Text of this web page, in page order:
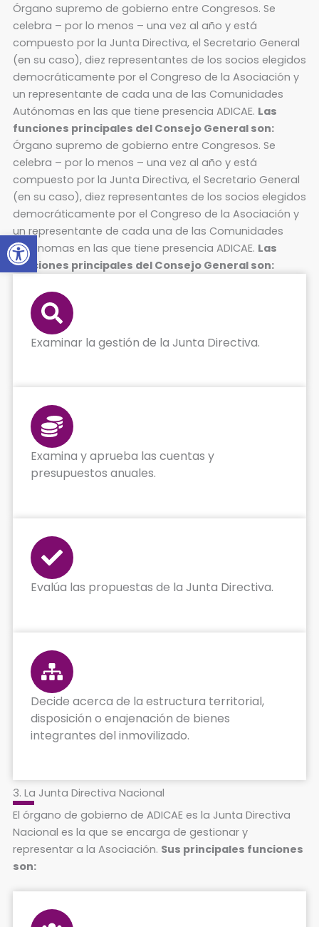
Abrir barra de herramientas
Órgano supremo de gobierno entre Congresos. Se
celebra – por lo menos – una vez al año y está
compuesto por la Junta Directiva, el Secretario General
(en su caso), diez representantes de los socios elegidos
democráticamente por el Congreso de la Asociación y
un representante de cada una de las Comunidades
Autónomas en las que tiene presencia ADICAE. Las
funciones principales del Consejo General son:
Órgano supremo de gobierno entre Congresos. Se
celebra – por lo menos – una vez al año y está
compuesto por la Junta Directiva, el Secretario General
(en su caso), diez representantes de los socios elegidos
democráticamente por el Congreso de la Asociación y
un representante de cada una de las Comunidades
Autónomas en las que tiene presencia ADICAE. Las
funciones principales del Consejo General son:
Examinar la gestión de la Junta Directiva.
Examina y aprueba las cuentas y
presupuestos anuales.
Evalúa las propuestas de la Junta Directiva.
Decide acerca de la estructura territorial,
disposición o enajenación de bienes
integrantes del inmovilizado.
3. La Junta Directiva Nacional
El órgano de gobierno de ADICAE es la Junta Directiva
Nacional es la que se encarga de gestionar y
representar a la Asociación. Sus principales funciones
son: